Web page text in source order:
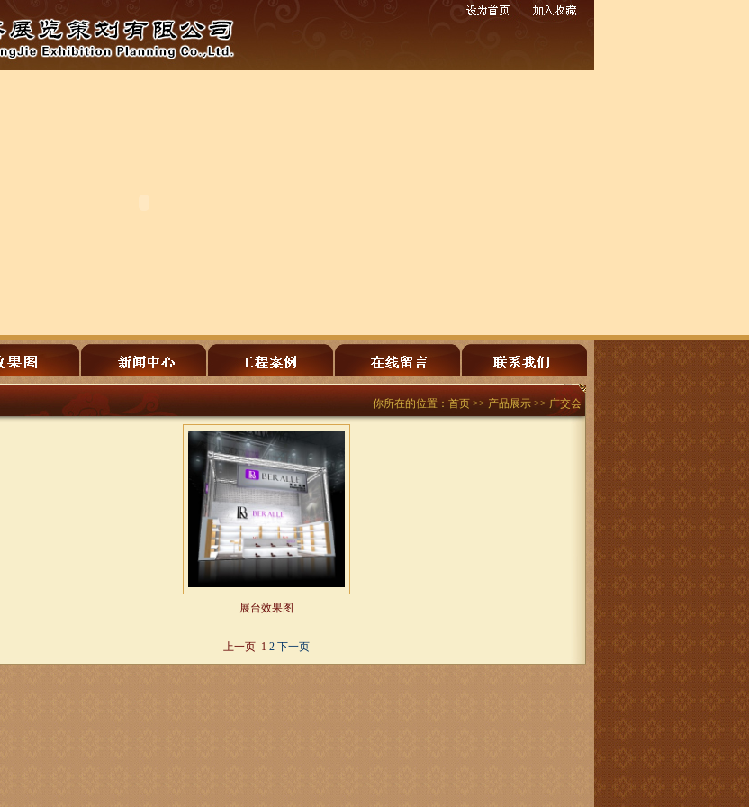
你所在的位置： 首页>> 产品展示>> 广交会
展台效果图
上一页 1 2 下一页